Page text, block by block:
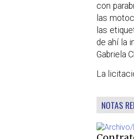
con
las
las
de ahí la
Gabriela
La
NOTAS